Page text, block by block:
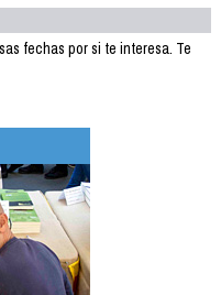
fechas por si te interesa. Te